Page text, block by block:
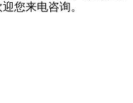
您来电咨询。